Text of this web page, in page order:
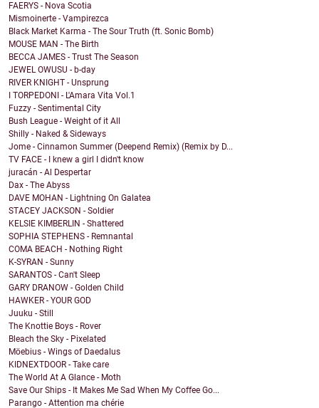
FAERYS - Nova Scotia
Mismoinerte - Vampirezca
Black Market Karma - The Sour Truth (ft. Sonic Bomb)
MOUSE MAN - The Birth
BECCA JAMES - Trust The Season
JEWEL OWUSU - b-day
RIVER KNIGHT - Unsprung
I TORPEDONI - L'Amara Vita Vol.1
Fuzzy - Sentimental City
Bush League - Weight of it All
Shilly - Naked & Sideways
Jome - Cinnamon Summer (Deepend Remix) (Remix by D...
TV FACE - I knew a girl I didn't know
juracán - Al Despertar
Dax - The Abyss
DAVE MOHAN - Lightning On Galatea
STACEY JACKSON - Soldier
KELSIE KIMBERLIN - Shattered
SOPHIA STEPHENS - Remnantal
COMA BEACH - Nothing Right
K-SYRAN - Sunny
SARANTOS - Can't Sleep
GARY DRANOW - Golden Child
HAWKER - YOUR GOD
Juuku - Still
The Knottie Boys - Rover
Bleach the Sky - Pixelated
Möebius - Wings of Daedalus
KIDNEXTDOOR - Take care
The World At A Glance - Moth
Save Our Ships - It Makes Me Sad When My Coffee Go...
Parango - Attention ma chérie